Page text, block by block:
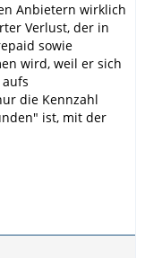
Anbietern wirklich
Verlust, der in
sowie
wird, weil er sich
die Kennzahl
ist, mit der